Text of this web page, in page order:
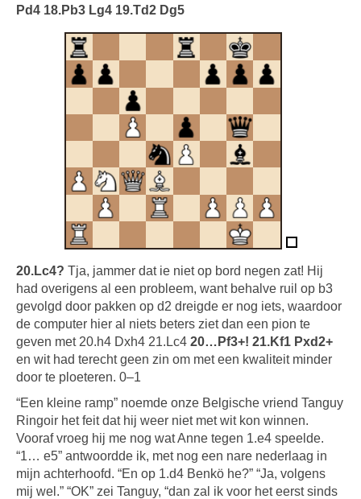
Pd4 18.Pb3 Lg4 19.Td2 Dg5
20.Lc4? Tja, jammer dat ie niet op bord negen zat! Hij
had overigens al een probleem, want behalve ruil op b3
gevolgd door pakken op d2 dreigde er nog iets, waardoor
de computer hier al niets beters ziet dan een pion te
geven met 20.h4 Dxh4 21.Lc4 20…Pf3+! 21.Kf1 Pxd2+
en wit had terecht geen zin om met een kwaliteit minder
door te ploeteren. 0–1
“Een kleine ramp” noemde onze Belgische vriend Tanguy
Ringoir het feit dat hij weer niet met wit kon winnen.
Vooraf vroeg hij me nog wat Anne tegen 1.e4 speelde.
“1… e5” antwoordde ik, met nog een nare nederlaag in
mijn achterhoofd. “En op 1.d4 Benkö he?” “Ja, volgens
mij wel.” “OK” zei Tanguy, “dan zal ik voor het eerst sinds